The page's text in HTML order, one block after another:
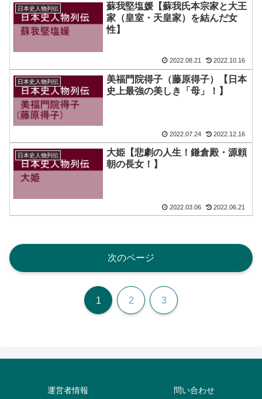
日本史人物列伝
蘇我堅塩媛【蘇我氏本宗家と大王
家（皇室・天皇家）を結んだ女
性】
2022.08.21 2022.10.16
日本史人物列伝
美福門院得子（藤原得子）【日本
史上最強の美しき「母」！】
2022.07.24 2022.12.16
日本史人物列伝
大姫【悲劇の人生！鎌倉殿・源頼
朝の長女！】
2022.03.06 2022.06.21
次のページ
1 2 3
運営者情報 問い合わせ